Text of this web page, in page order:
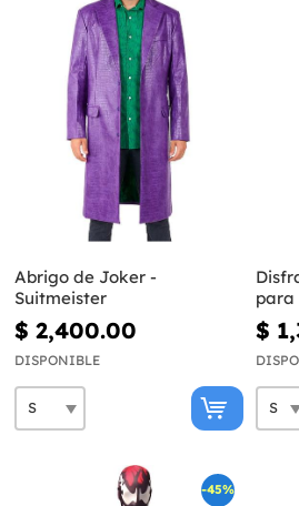
Abrigo de Joker -
Suitmeister
$ 2,400.00
DISPONIBLE
para
$
-45%